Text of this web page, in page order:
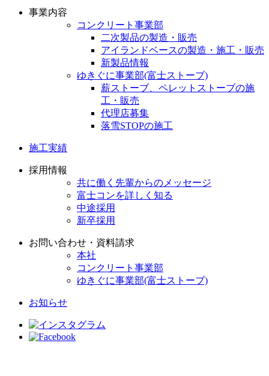
事業内容
コンクリート事業部
二次製品の製造・販売
アイランドベースの製造・施工・販売
新製品情報
ゆきぐに事業部(富士ストーブ)
薪ストーブ、ペレットストーブの施
工・販売
代理店募集
落雪STOPの施工
施工実績
採用情報
共に働く先輩からのメッセージ
富士コンを詳しく知る
中途採用
新卒採用
お問い合わせ・資料請求
本社
コンクリート事業部
ゆきぐに事業部(富士ストーブ)
お知らせ